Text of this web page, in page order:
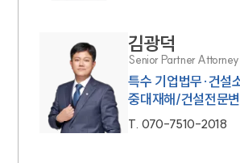
김광덕
Senior Partner Attorney
특수 기업법무·건설
중대재해/건설전문
T. 070-7510-2018